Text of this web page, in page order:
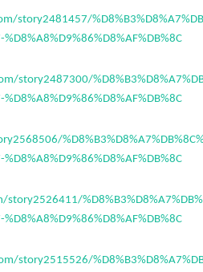
story2481457/
story2487300/
story2515526/